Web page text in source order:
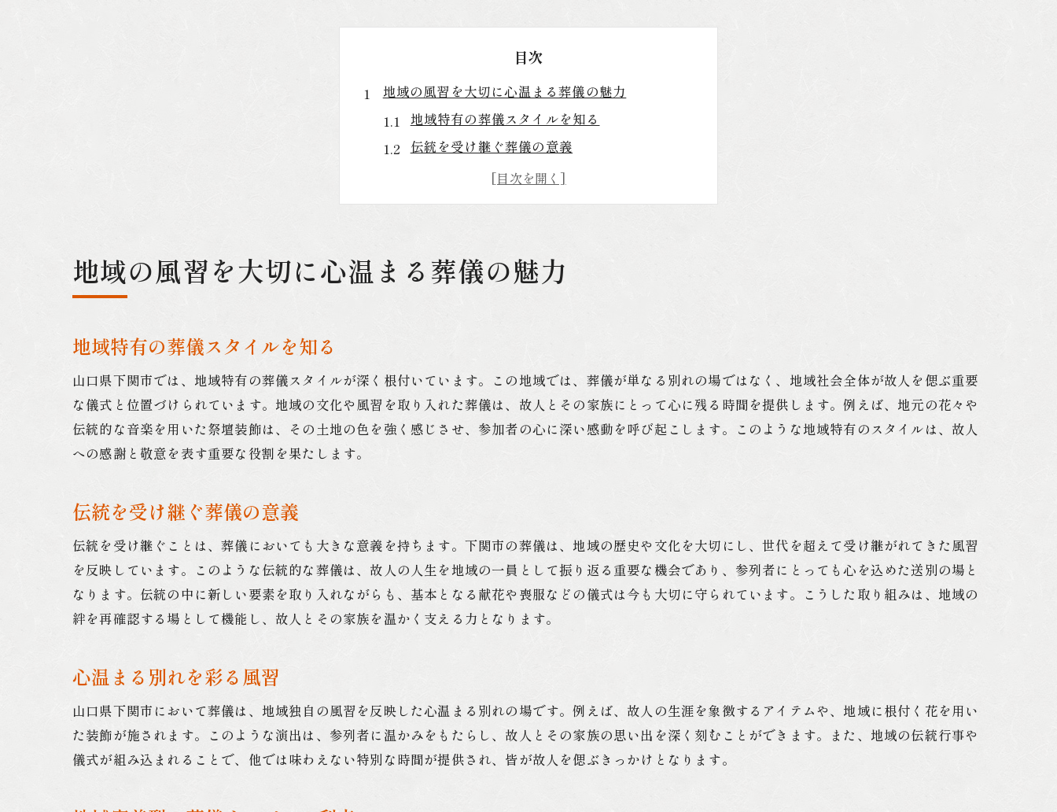
目次
地域の風習を大切に心温まる葬儀の魅力
地域特有の葬儀スタイルを知る
伝統を受け継ぐ葬儀の意義
心温まる別れを彩る風習
地域密着型の葬儀サービスの利点
故人を偲ぶ共有の場としての葬儀
山口県下関市での葬儀が心に響く理由
地域住民の心を繋ぐ葬儀の役割
下関市独自の葬儀サービスの選び方
安心して任せられる葬儀計画
地域の声を反映した葬儀の実現
信頼関係を築く葬儀のプロの役割
故人の意志を尊重する葬儀の進め方
プロが提案する葬儀プランの選び方
地域の風習を大切に心温まる葬儀の魅力
地域特有の葬儀スタイルを知る
山口県下関市では、地域特有の葬儀スタイルが深く根付いています。この地域では、葬儀が単なる別れの場ではなく、地域社会全体が故人を偲ぶ重要
な儀式と位置づけられています。地域の文化や風習を取り入れた葬儀は、故人とその家族にとって心に残る時間を提供します。例えば、地元の花々や
伝統的な音楽を用いた祭壇装飾は、その土地の色を強く感じさせ、参加者の心に深い感動を呼び起こします。このような地域特有のスタイルは、故人
への感謝と敬意を表す重要な役割を果たします。
伝統を受け継ぐ葬儀の意義
伝統を受け継ぐことは、葬儀においても大きな意義を持ちます。下関市の葬儀は、地域の歴史や文化を大切にし、世代を超えて受け継がれてきた風習
を反映しています。このような伝統的な葬儀は、故人の人生を地域の一員として振り返る重要な機会であり、参列者にとっても心を込めた送別の場と
なります。伝統の中に新しい要素を取り入れながらも、基本となる献花や喪服などの儀式は今も大切に守られています。こうした取り組みは、地域の
絆を再確認する場として機能し、故人とその家族を温かく支える力となります。
心温まる別れを彩る風習
山口県下関市において葬儀は、地域独自の風習を反映した心温まる別れの場です。例えば、故人の生涯を象徴するアイテムや、地域に根付く花を用い
た装飾が施されます。このような演出は、参列者に温かみをもたらし、故人とその家族の思い出を深く刻むことができます。また、地域の伝統行事や
儀式が組み込まれることで、他では味わえない特別な時間が提供され、皆が故人を偲ぶきっかけとなります。